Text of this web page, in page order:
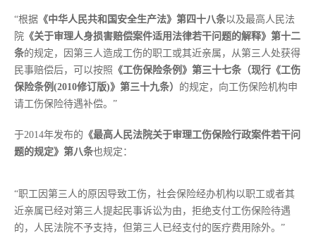
“根据 《中华人民共和国安全生产法》 第四十八条以及最高人民法
院 《关于审理人身损害赔偿案件适用法律若干问题的解释》第十二
条的规定，因第三人造成工伤的职工或其近亲属，从第三人处获得
民事赔偿后，可以按照 《工伤保险条例》第三十七条（现行《工伤
保险条例(2010修订版)》第三十九条） 的规定，向工伤保险机构申
请工伤保险待遇补偿。”
于2014年发布的 《最高人民法院关于审理工伤保险行政案件若干问
题的规定》第八条也规定：
“职工因第三人的原因导致工伤，社会保险经办机构以职工或者其
近亲属已经对第三人提起民事诉讼为由，拒绝支付工伤保险待遇
的，人民法院不予支持，但第三人已经支付的医疗费用除外。”